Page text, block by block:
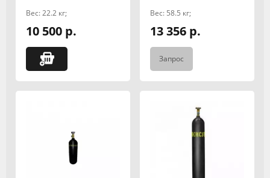
Вес: 22.2 кг;
10 500 р.
Вес: 58.5 кг;
13 356 р.
Запрос